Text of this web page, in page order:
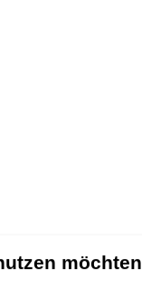
möchten